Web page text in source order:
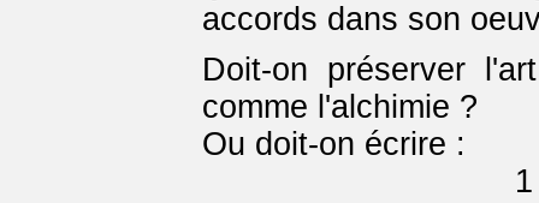
accords dans son
Doit-on préserver
comme l'alchimie ?
Ou doit-on écrire :
1